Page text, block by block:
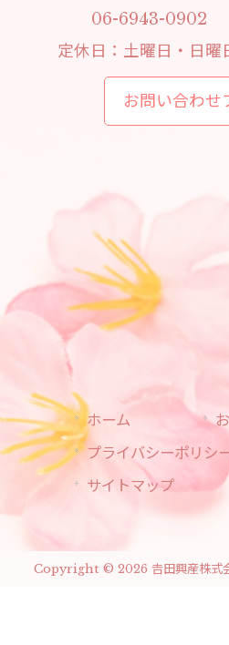
06-6943-0902
定休日：土曜日・日曜
お問い合わせ
ホーム
プライバシーポリシ
サイトマップ
Copyright © 2026 𠮷田興産株